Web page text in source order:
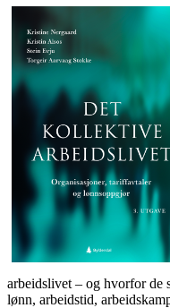
arbeidslivet – og hvorfor de
lønn, arbeidstid,